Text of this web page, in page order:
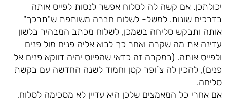
יכולתכן. אם קשה לה לסלוח אפשר לנסות לפייס אותה
בדרכים שונות. למשל- לשלוח חברה משותפת ש"תרכך"
אותה ותבקש סליחה בשמכן, לשלוח מכתב המבהיר בלשון
עדינה את מה שקרה ואחר כך לבוא אליה פנים מול פנים
ולפייס אותה. (במקרה זה כדאי שהפיוס יהיה דווקא פנים אל
פנים), להכין לה צ´ופר קטן וחמוד לשנה החדשה עם בקשת
סליחה.
אם אחרי כל המאמצים שלכן היא עדיין לא מסכימה לסלוח,